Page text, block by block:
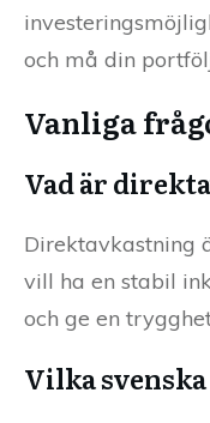
och må din
Vanliga
Vad är
Direktavkastning
vill ha en stabil
och ge en
Vilka